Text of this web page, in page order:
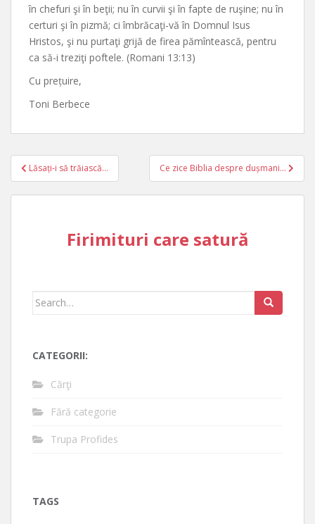
în chefuri şi în beţii; nu în curvii şi în fapte de ruşine; nu în
certuri şi în pizmă; ci îmbrăcaţi-vă în Domnul Isus
Hristos, şi nu purtaţi grijă de firea pămîntească, pentru
ca să-i treziţi poftele. (Romani 13:13)
Cu prețuire,
Toni Berbece
Post
navigation
Lăsați-i să trăiască… Ce zice Biblia despre dușmani…
Firimituri care satură
Search
CATEGORII:
Cărţi
Fără categorie
Trupa Profides
TAGS